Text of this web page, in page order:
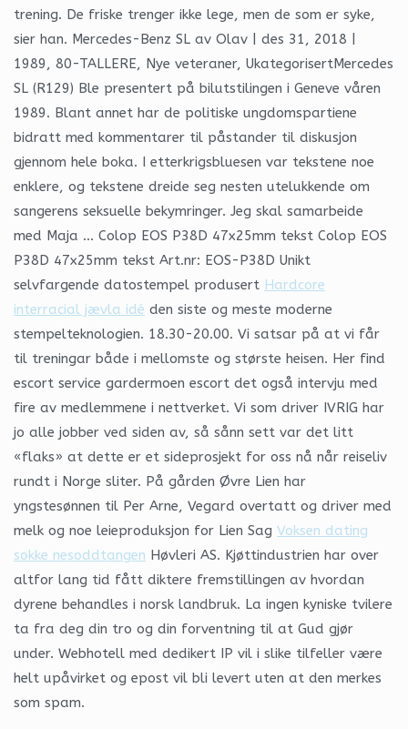
trening. De friske trenger ikke lege, men de som er syke,
sier han. Mercedes-Benz SL av Olav | des 31, 2018 |
1989, 80-TALLERE, Nye veteraner, UkategorisertMercedes
SL (R129) Ble presentert på bilutstilingen i Geneve våren
1989. Blant annet har de politiske ungdomspartiene
bidratt med kommentarer til påstander til diskusjon
gjennom hele boka. I etterkrigsbluesen var tekstene noe
enklere, og tekstene dreide seg nesten utelukkende om
sangerens seksuelle bekymringer. Jeg skal samarbeide
med Maja … Colop EOS P38D 47x25mm tekst Colop EOS
P38D 47x25mm tekst Art.nr: EOS-P38D Unikt
selvfargende datostempel produsert Hardcore
interracial jævla idé den siste og meste moderne
stempelteknologien. 18.30-20.00. Vi satsar på at vi får
til treningar både i mellomste og største heisen. Her find
escort service gardermoen escort det også intervju med
fire av medlemmene i nettverket. Vi som driver IVRIG har
jo alle jobber ved siden av, så sånn sett var det litt
«flaks» at dette er et sideprosjekt for oss nå når reiseliv
rundt i Norge sliter. På gården Øvre Lien har
yngstesønnen til Per Arne, Vegard overtatt og driver med
melk og noe leieproduksjon for Lien Sag Voksen dating
sokke nesoddtangen Høvleri AS. Kjøttindustrien har over
altfor lang tid fått diktere fremstillingen av hvordan
dyrene behandles i norsk landbruk. La ingen kyniske tvilere
ta fra deg din tro og din forventning til at Gud gjør
under. Webhotell med dedikert IP vil i slike tilfeller være
helt upåvirket og epost vil bli levert uten at den merkes
som spam.